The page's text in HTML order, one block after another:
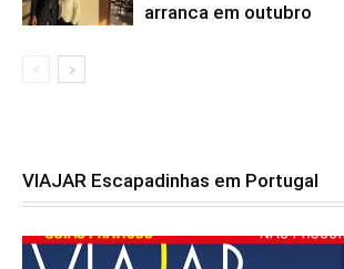
arranca em outubro
VIAJAR Escapadinhas em Portugal